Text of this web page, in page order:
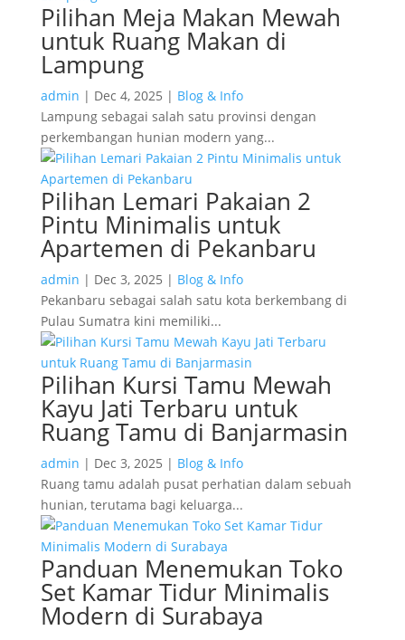
Pilihan Meja Makan Mewah
untuk Ruang Makan di
Lampung
admin | Dec 4, 2025 | Blog & Info
Lampung sebagai salah satu provinsi dengan
perkembangan hunian modern yang...
Pilihan Lemari Pakaian 2
Pintu Minimalis untuk
Apartemen di Pekanbaru
admin | Dec 3, 2025 | Blog & Info
Pekanbaru sebagai salah satu kota berkembang di
Pulau Sumatra kini memiliki...
Pilihan Kursi Tamu Mewah
Kayu Jati Terbaru untuk
Ruang Tamu di Banjarmasin
admin | Dec 3, 2025 | Blog & Info
Ruang tamu adalah pusat perhatian dalam sebuah
hunian, terutama bagi keluarga...
Panduan Menemukan Toko
Set Kamar Tidur Minimalis
Modern di Surabaya